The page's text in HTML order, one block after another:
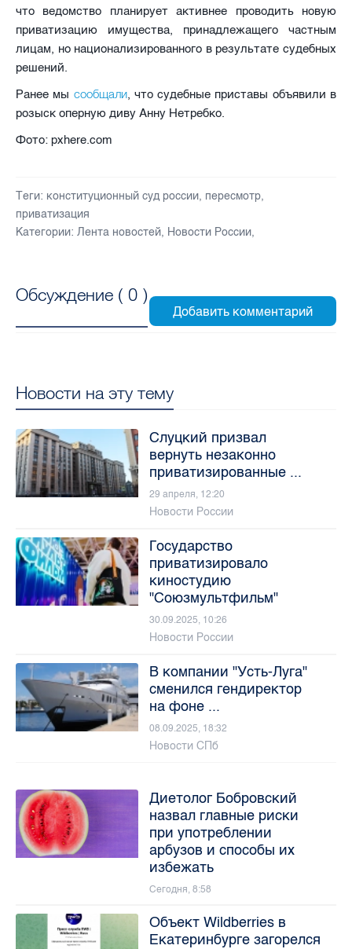
что ведомство планирует активнее проводить новую
приватизацию имущества, принадлежащего частным
лицам, но национализированного в результате судебных
решений.
Ранее мы сообщали, что судебные приставы объявили в
розыск оперную диву Анну Нетребко.
Фото: pxhere.com
Теги: конституционный суд россии, пересмотр,
приватизация
Категории: Лента новостей, Новости России,
Обсуждение ( 0 )
Новости на эту тему
Слуцкий призвал
вернуть незаконно
приватизированные ...
29 апреля, 12:20
Новости России
Государство
приватизировало
киностудию
"Союзмультфильм"
30.09.2025, 10:26
Новости России
В компании "Усть-Луга"
сменился гендиректор
на фоне ...
08.09.2025, 18:32
Новости СПб
Диетолог Бобровский
назвал главные риски
при употреблении
арбузов и способы их
избежать
Сегодня, 8:58
Объект Wildberries в
Екатеринбурге загорелся